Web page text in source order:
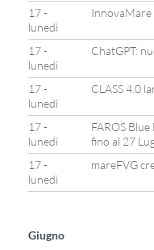
17 -
lunedì
17 -
lunedì
ChatGPT:
17 -
lunedì
CLASS 4.0
17 -
lunedì
FAROS
fino al 27
17 -
lunedì
mareFVG
Giugno